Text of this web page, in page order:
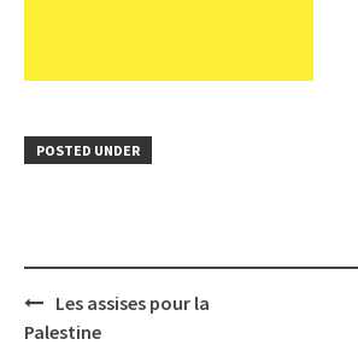
POSTED UNDER
Post
navigation
Les assises pour la
Palestine